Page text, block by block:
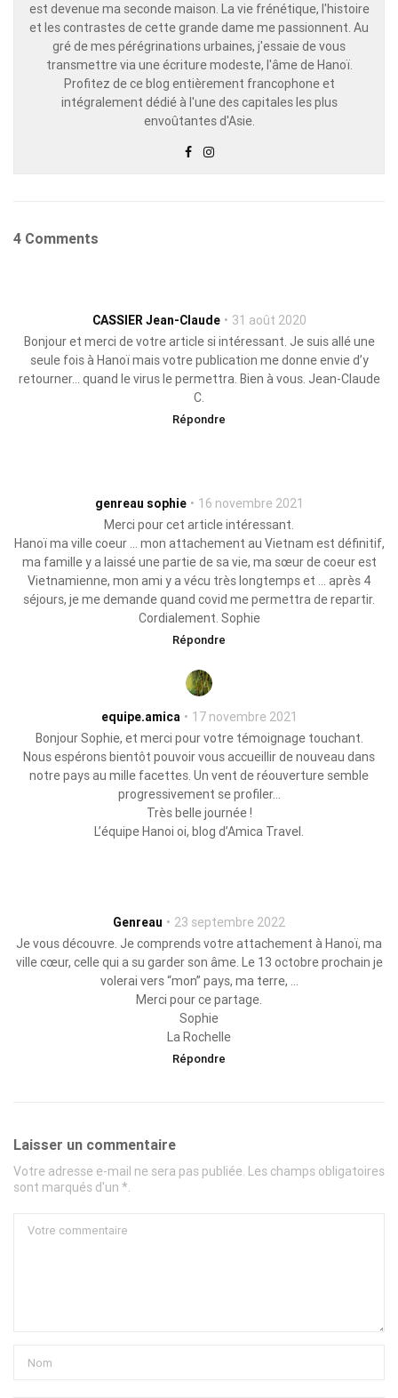
est devenue ma seconde maison. La vie frénétique, l'histoire
et les contrastes de cette grande dame me passionnent. Au
gré de mes pérégrinations urbaines, j'essaie de vous
transmettre via une écriture modeste, l'âme de Hanoï.
Profitez de ce blog entièrement francophone et
intégralement dédié à l'une des capitales les plus
envoûtantes d'Asie.
4 Comments
CASSIER Jean-Claude
31 août 2020
Bonjour et merci de votre article si intéressant. Je suis allé une
seule fois à Hanoï mais votre publication me donne envie d’y
retourner… quand le virus le permettra. Bien à vous. Jean-Claude
C.
Répondre
genreau sophie
16 novembre 2021
Merci pour cet article intéressant.
Hanoï ma ville coeur … mon attachement au Vietnam est définitif,
ma famille y a laissé une partie de sa vie, ma sœur de coeur est
Vietnamienne, mon ami y a vécu très longtemps et … après 4
séjours, je me demande quand covid me permettra de repartir.
Cordialement. Sophie
Répondre
equipe.amica
17 novembre 2021
Bonjour Sophie, et merci pour votre témoignage touchant.
Nous espérons bientôt pouvoir vous accueillir de nouveau dans
notre pays au mille facettes. Un vent de réouverture semble
progressivement se profiler…
Très belle journée !
L’équipe Hanoi oi, blog d’Amica Travel.
Genreau
23 septembre 2022
Je vous découvre. Je comprends votre attachement à Hanoï, ma
ville cœur, celle qui a su garder son âme. Le 13 octobre prochain je
volerai vers “mon” pays, ma terre, …
Merci pour ce partage.
Sophie
La Rochelle
Répondre
Laisser un commentaire
Votre adresse e-mail ne sera pas publiée. Les champs obligatoires
sont marqués d'un *.